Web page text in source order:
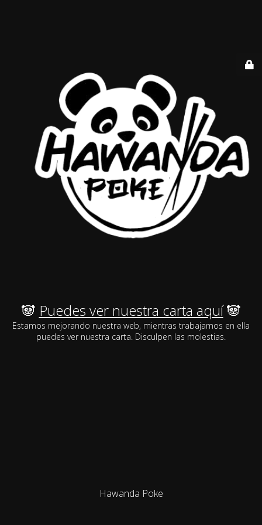
🐼 Puedes ver nuestra carta aquí🐼
Estamos mejorando nuestra web, mientras trabajamos en ella
puedes ver nuestra carta. Disculpen las molestias.
Hawanda Poke